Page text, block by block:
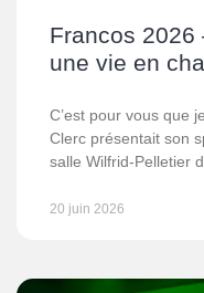
Francos 2026
une vie en
C’est pour vous que
Clerc présentait son
salle Wilfrid-Pelletier
20 juin 2026